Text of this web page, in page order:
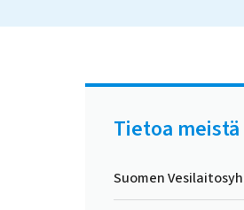
Tietoa meistä
Suomen